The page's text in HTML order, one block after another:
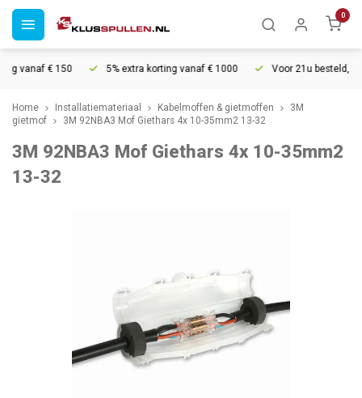
0
vanaf € 150 5% extra korting vanaf € 1000 Voor 21u besteld,
Home Installatiemateriaal Kabelmoffen & gietmoffen
3M
gietmof
3M 92NBA3 Mof Giethars 4x 10-35mm2 13-32
3M 92NBA3 Mof Giethars 4x 10-35mm2
13-32